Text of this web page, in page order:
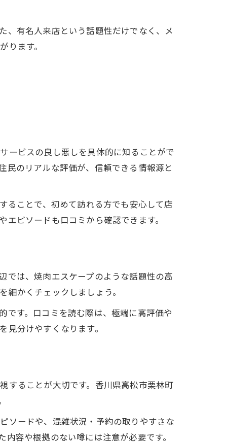
、有名人来店という話題性だけでなく、メ
ります。
ービスの良し悪しを具体的に知ることがで
民のリアルな評価が、信頼できる情報源と
ることで、初めて訪れる方でも安心して店
ピソードも口コミから確認できます。
では、焼肉エスケープのような話題性の高
細かくチェックしましょう。
です。口コミを読む際は、極端に高評価や
分けやすくなります。
することが大切です。香川県高松市栗林町
ソードや、混雑状況・予約の取りやすさな
容や根拠のない噂には注意が必要です。